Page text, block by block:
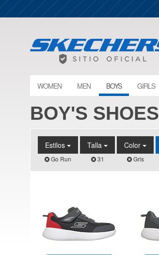
WOMEN MEN BOYS GIRLS
BOY'S SHOES
Estilos
Go Run
Talla
31
Color
Gris